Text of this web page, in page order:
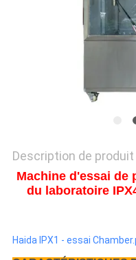
AFFAIRES
SITE
POLITIQUE
Description de produit
Machine d'essai de
du laboratoire
Haida IPX1 - essai